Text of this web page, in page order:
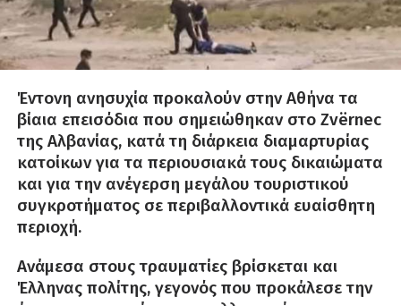
Έντονη ανησυχία προκαλούν στην Αθήνα τα
βίαια επεισόδια που σημειώθηκαν στο Zvërnec
της Αλβανίας, κατά τη διάρκεια διαμαρτυρίας
κατοίκων για τα περιουσιακά τους δικαιώματα
και για την ανέγερση μεγάλου τουριστικού
συγκροτήματος σε περιβαλλοντικά ευαίσθητη
περιοχή.
Ανάμεσα στους τραυματίες βρίσκεται και
Έλληνας πολίτης, γεγονός που προκάλεσε την